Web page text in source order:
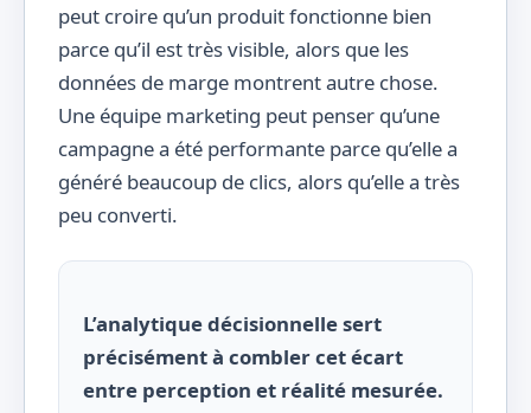
peut croire qu’un produit fonctionne bien
parce qu’il est très visible, alors que les
données de marge montrent autre chose.
Une équipe marketing peut penser qu’une
campagne a été performante parce qu’elle a
généré beaucoup de clics, alors qu’elle a très
peu converti.
L’analytique décisionnelle sert
précisément à combler cet écart
entre perception et réalité mesurée.